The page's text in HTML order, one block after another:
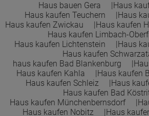
Town &Country Haus
Haus bauen Gera
Haus
Haus kaufen Teuchern
Haus
Haus kaufen Zwickau
Haus kaufen
Haus kaufen Limbach-
Haus kaufen Lichtenstein
Haus
Haus kaufen
haus kaufen Bad Blankenburg
Haus kaufen Kahla
Haus kaufen
Haus kaufen Schleiz
Haus
Haus kaufen Bad
Haus kaufen Münchenbernsdorf
Haus kaufen Nobitz
Haus